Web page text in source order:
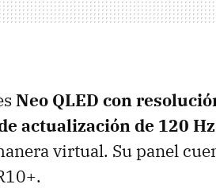
Neo QLED con
actualización de 120 Hz
virtual. Su panel